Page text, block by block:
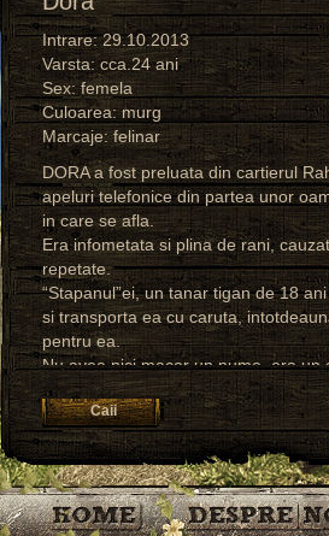
Intrare: 29.10.2013
Varsta: cca.24 ani
Sex: femela
Culoarea: murg
Marcaje: felinar
DORA a fost preluata din cartierul
apeluri telefonice din partea unor
in care se afla.
Era infometata si plina de rani,
repetate.
“Stapanul”ei, un tanar tigan de 18
si transporta ea cu caruta,
pentru ea.
Nu avea nici macar un nume, era un
sa manance si sa bea apa!
Atitudinea lucratorilor de la Sectia 19
care au ajutat, a fost exemplara.
La Adapost, dupa ce a mancat
medicale, DORA s-a refacut uimitor
vedere fizic, dar a ramas extrem de
Caii